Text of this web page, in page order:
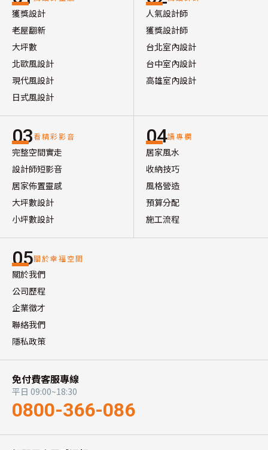
獲獎設計
老屋翻新
大坪數
北歐風設計
現代風設計
日式風設計
人氣設計師
獲獎設計師
台北室內設計
台中室內設計
高雄室內設計
03看精彩影音
完整空間實走
設計師短影音
居家佈置靈感
大坪數設計
小坪數設計
04讀專欄
居家風水
收納技巧
風格營造
預算分配
施工流程
05關於幸福空間
關於我們
公司歷程
企業徵才
聯絡我們
隱私政策
免付費客服專線
平日 09:00~18:30
0800-366-086